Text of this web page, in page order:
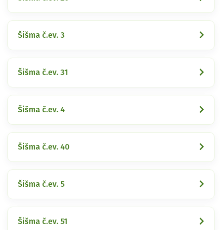
Šišma č.ev. 3
Šišma č.ev. 31
Šišma č.ev. 4
Šišma č.ev. 40
Šišma č.ev. 5
Šišma č.ev. 51